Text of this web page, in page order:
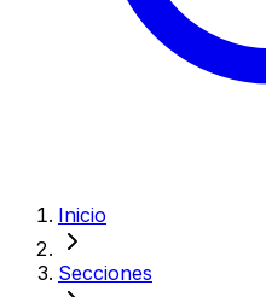
Inicio
Secciones